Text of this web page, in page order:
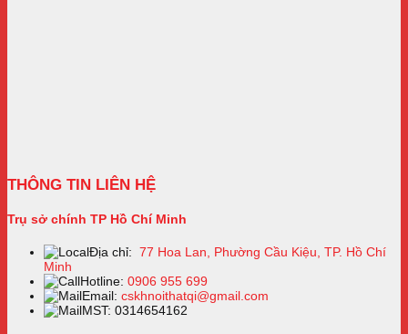
THÔNG TIN LIÊN HỆ
Trụ sở chính TP Hồ Chí Minh
Địa chỉ: 77 Hoa Lan, Phường Cầu Kiệu, TP. Hồ Chí
Minh
Hotline: 0906 955 699
Email: cskhnoithatqi@gmail.com
MST: 0314654162